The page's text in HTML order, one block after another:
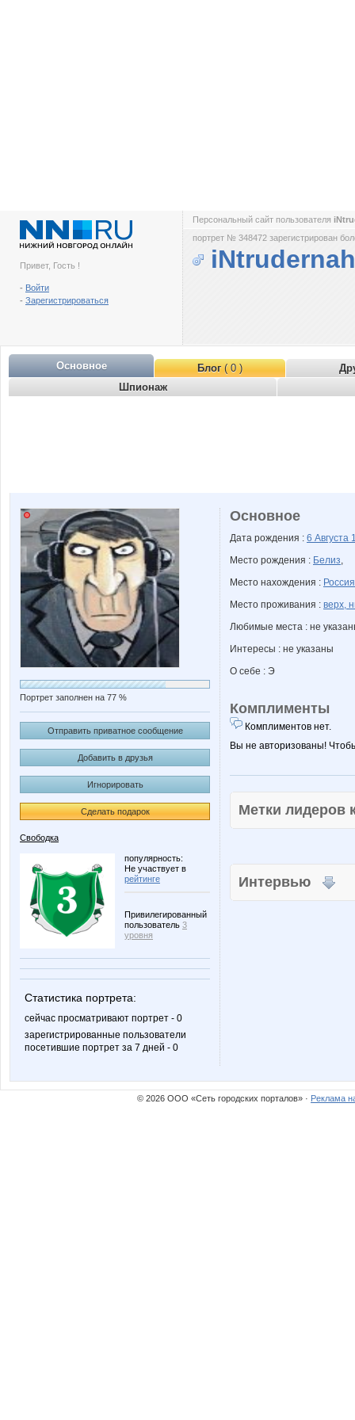
Привет, Гость !
- Войти
- Зарегистрироваться
Персональный сайт пользователя
портрет № 348472 зарегистрирован
iNtrudernah
Основное Блог( 0 )
Шпионаж
Портрет заполнен на 77 %
Отправить приватное сообщение
Добавить в друзья
Игнорировать
Сделать подарок
Свободка
популярность:
Не участвует в
рейтинге
Привилегированный
пользователь 3
уровня
Статистика портрета:
сейчас просматривают портрет - 0
зарегистрированные пользователи
посетившие портрет за 7 дней - 0
Основное
Дата рождения : 6 Августа
Место рождения : Белиз,
Место нахождения : Россия
Место проживания : верх,
Любимые места : не
Интересы : не указаны
О себе : Э
Комплименты
Комплиментов нет.
Вы не авторизованы!
Метки
Интервью
© 2026 ООО «Сеть городских порталов» · Реклама